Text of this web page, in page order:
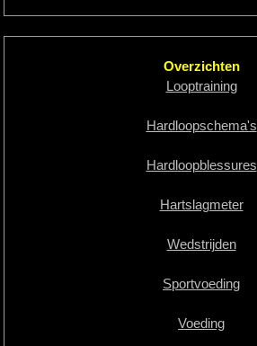
Overzichten
Looptraining
Hardloopschema's
Hardloopblessures
Hartslagmeter
Wedstrijden
Sportvoeding
Voeding